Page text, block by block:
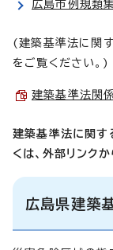
広島市例規類
(建築基準法に関
をご覧ください。)
建築基準法関
建築基準法に関す
くは、外部リンク
広島県建築